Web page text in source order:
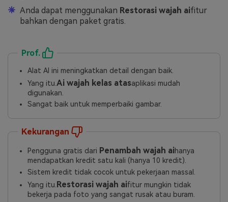
Anda dapat menggunakan Restorasi wajah aifitur
bahkan dengan paket gratis.
Prof.
Alat AI ini meningkatkan detail dengan baik.
Yang itu.Ai wajah kelas atasaplikasi mudah
digunakan.
Sangat baik untuk memperbaiki gambar.
Kekurangan
Pengguna gratis dari Penambah wajah aihanya
mendapatkan kredit satu kali (hanya 10 kredit).
Sistem kredit tidak cocok untuk pekerjaan massal.
Yang itu. Restorasi wajah aifitur mungkin tidak
bekerja pada foto yang sangat rusak atau buram.